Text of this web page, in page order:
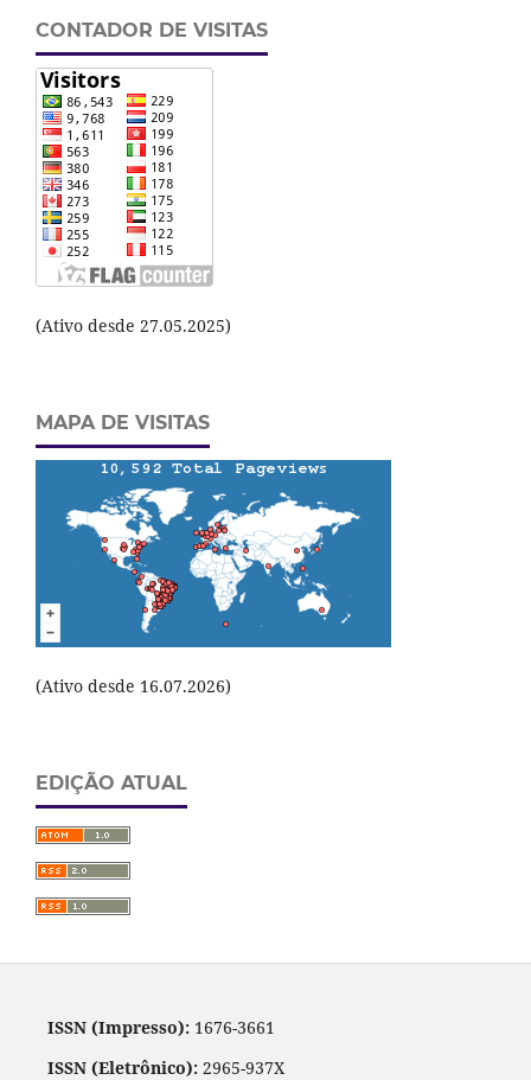
CONTADOR DE VISITAS
(Ativo desde 27.05.2025)
MAPA DE VISITAS
(Ativo desde 16.07.2026)
EDIÇÃO ATUAL
ISSN (Impresso):1676-3661
ISSN (Eletrônico):2965-937X